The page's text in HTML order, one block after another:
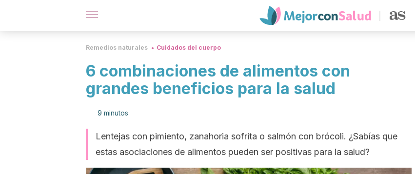
Remedios naturales Cuidados del cuerpo
6 combinaciones de alimentos con
grandes beneficios para la salud
9 minutos
Lentejas con pimiento, zanahoria sofrita o salmón con brócoli. ¿Sabías que
estas asociaciones de alimentos pueden ser positivas para la salud?